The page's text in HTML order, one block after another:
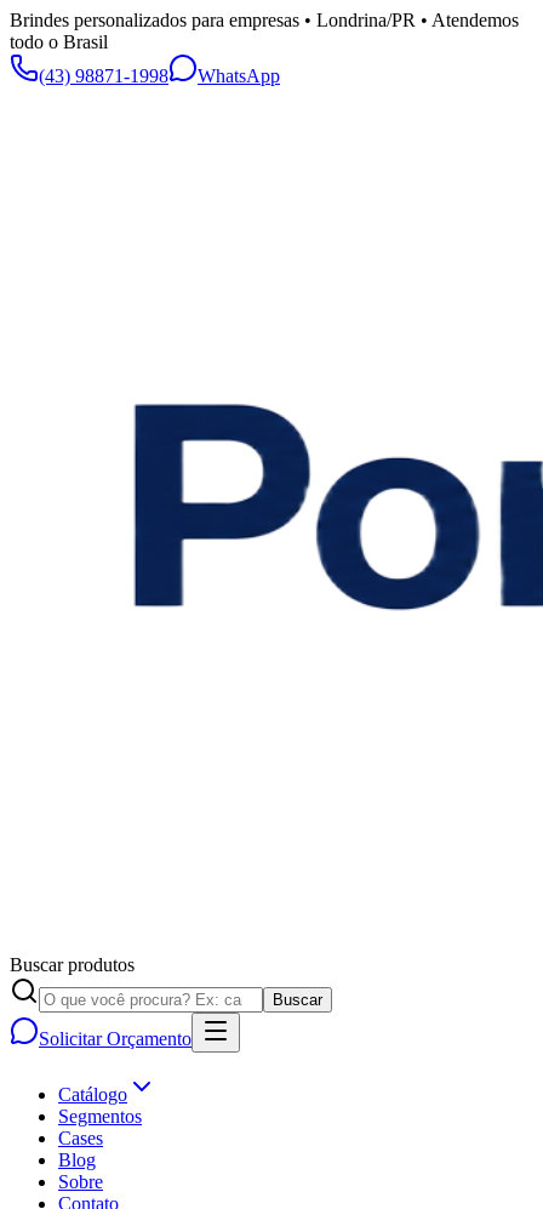
Brindes personalizados para empresas • Londrina/PR • Atendemos
todo o Brasil
(43) 98871-1998
WhatsApp
Buscar produtos
Buscar
Solicitar Orçamento
Catálogo
Segmentos
Cases
Blog
Sobre
Contato